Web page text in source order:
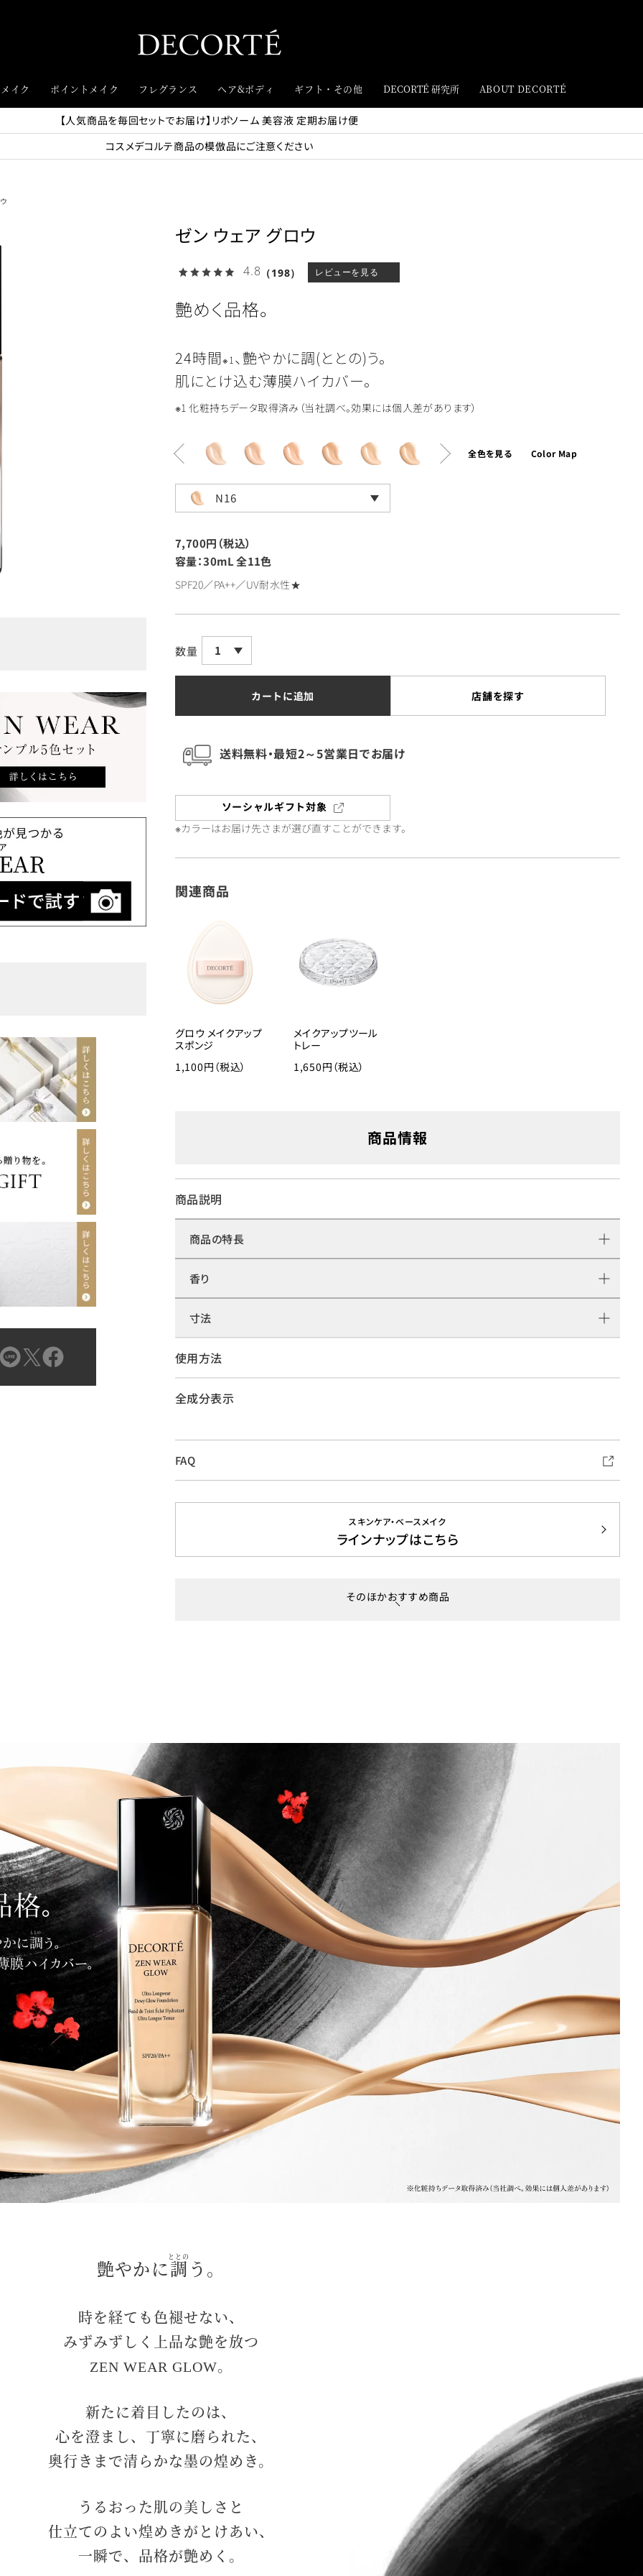
イク ポイントメイク フレグランス ヘア&ボディ ギフト・その他 DECORTÉ 研究所 ABOUT DECORTÉ
【人気商品を毎回セットでお届け】リポソーム 美容液 定期お届け便
コスメデコルテ商品の模倣品にご注意ください
ゼン ウェア グロウ
4.8 （198） レビューを見る
艶めく品格。
24時間※1、艶やかに調(ととの)う。
肌にとけ込む薄膜ハイカバー。
※1 化粧持ちデータ取得済み（当社調べ。効果には個人差があります）
全色を見る Color Map
N16
7,700円（税込）
容量：30mL全11色
SPF20／PA++／UV耐水性★
数量 1
カートに追加 店舗を探す
送料無料・最短2～5営業日でお届け
ソーシャルギフト対象
※カラーはお届け先さまが選び直すことができます。
関連商品
グロウ メイクアップ
スポンジ
1,100円（税込）
メイクアップツール
トレー
1,650円（税込）
商品情報
商品説明
商品の特長
香り
寸法
使用方法
全成分表示
FAQ
スキンケア・ベースメイク
ラインナップはこちら
そのほかおすすめ商品
艶やかに調
ととの
う。
時を経ても色褪せない、
みずみずしく上品な艶を放つ
ZEN WEAR GLOW。
新たに着目したのは、
心を澄まし、丁寧に磨られた、
奥行きまで清らかな墨の煌めき。
うるおった肌の美しさと
仕立てのよい煌めきがとけあい、
一瞬で、品格が艶めく。